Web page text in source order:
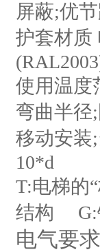
有何影响？
屏蔽;优
护套材质
使用温
弯曲半径
移动安装
10*d
T:电梯
结构 G:
电气要